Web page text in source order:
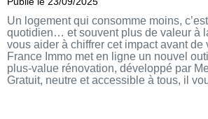
Un logement qui consomme moins,
quotidien… et souvent plus de valeur à
vous aider à chiffrer cet impact avant de
France Immo met en ligne un nouvel
plus-value rénovation, développé par
Gratuit, neutre et accessible à tous, il